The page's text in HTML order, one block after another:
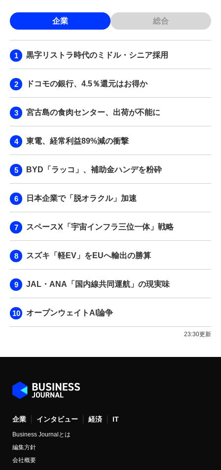
企業 総合
黒字リストラ時代のミドル・シニア採用
ドコモの銀行、4.5％還元はお得か
宮古島の食肉センター、出荷が不能に
東電、経常利益89%減の衝撃
BYD「ラッコ」、補助金ハンデを粉砕
日本企業で「脱オラクル」加速
スペースX「宇宙インフラ三位一体」戦略
スズキ「軽EV」をEUへ輸出の勝算
JAL・ANA「国内線共同運航」の現実味
オープンウェイトAI論争
23:30更新
企業 インタビュー 経済 IT
Business Journalとは
編集方針
会社概要